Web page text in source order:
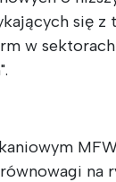
się z
w sektorach
na